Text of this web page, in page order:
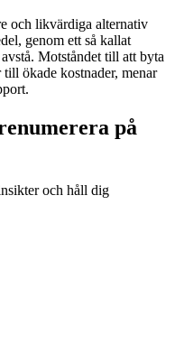
och likvärdiga alternativ
genom ett så kallat
Motståndet till att byta
ökade kostnader, menar
på
och håll dig